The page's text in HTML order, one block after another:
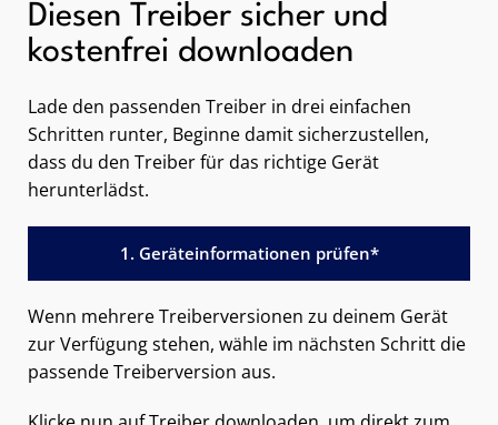
Diesen Treiber sicher und
kostenfrei downloaden
Lade den passenden Treiber in drei einfachen
Schritten runter, Beginne damit sicherzustellen,
dass du den Treiber für das richtige Gerät
herunterlädst.
1. Geräteinformationen prüfen*
Wenn mehrere Treiberversionen zu deinem Gerät
zur Verfügung stehen, wähle im nächsten Schritt die
passende Treiberversion aus.